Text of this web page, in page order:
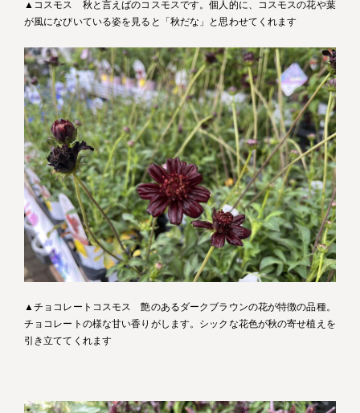
▲コスモス 秋と言えばのコスモスです。個人的に、コスモスの花や葉
が風になびいている姿を見ると「秋だな」と思わせてくれます
▲チョコレートコスモス 艶のあるダークブラウンの花が特徴の品種。
チョコレートの様な甘い香りがします。シックな花色が秋の寄せ植えを
引き立ててくれます